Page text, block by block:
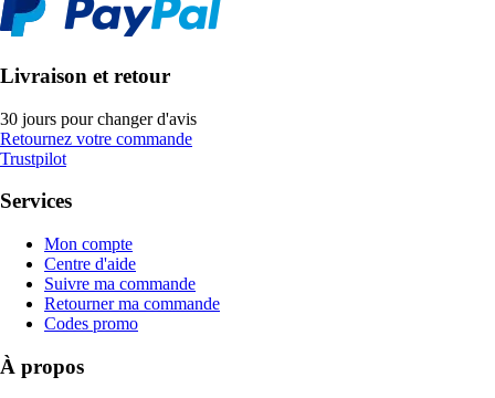
Livraison et retour
30 jours pour changer d'avis
Retournez votre commande
Trustpilot
Services
Mon compte
Centre d'aide
Suivre ma commande
Retourner ma commande
Codes promo
À propos